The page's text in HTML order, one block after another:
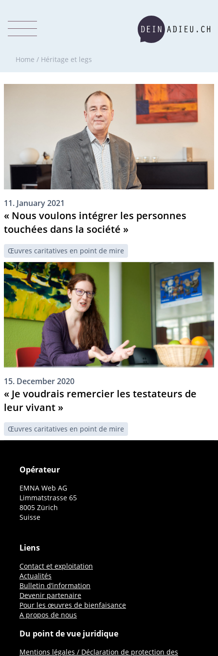
Home / Héritage et legs
11. January 2021
« Nous voulons intégrer les personnes
touchées dans la société »
Œuvres caritatives en point de mire
15. December 2020
« Je voudrais remercier les testateurs de
leur vivant »
Œuvres caritatives en point de mire
Opérateur
EMNA Web AG
Limmatstrasse 65
8005 Zürich
Suisse
Liens
Contact et exploitation
Actualités
Bulletin d’information
Devenir partenaire
Pour les œuvres de bienfaisance
A propos de nous
Du point de vue juridique
Mentions légales / Déclaration de protection des